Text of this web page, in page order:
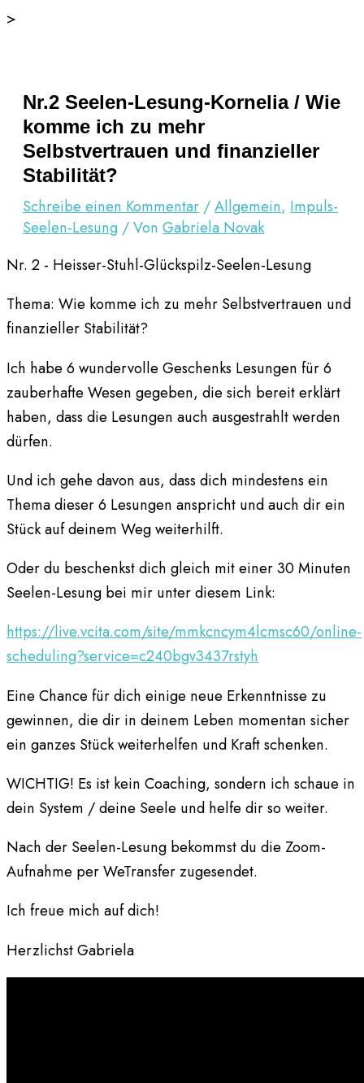
>
Nr.2 Seelen-Lesung-Kornelia / Wie
komme ich zu mehr
Selbstvertrauen und finanzieller
Stabilität?
Schreibe einen Kommentar /Allgemein, Impuls-
Seelen-Lesung / Von Gabriela Novak
Nr. 2 - Heisser-Stuhl-Glückspilz-Seelen-Lesung
Thema: Wie komme ich zu mehr Selbstvertrauen und
finanzieller Stabilität?
Ich habe 6 wundervolle Geschenks Lesungen für 6
zauberhafte Wesen gegeben, die sich bereit erklärt
haben, dass die Lesungen auch ausgestrahlt werden
dürfen.
Und ich gehe davon aus, dass dich mindestens ein
Thema dieser 6 Lesungen anspricht und auch dir ein
Stück auf deinem Weg weiterhilft.
Oder du beschenkst dich gleich mit einer 30 Minuten
Seelen-Lesung bei mir unter diesem Link:
https://live.vcita.com/site/mmkcncym4lcmsc60/online-
scheduling?service=c240bgv3437rstyh
Eine Chance für dich einige neue Erkenntnisse zu
gewinnen, die dir in deinem Leben momentan sicher
ein ganzes Stück weiterhelfen und Kraft schenken.
WICHTIG! Es ist kein Coaching, sondern ich schaue in
dein System / deine Seele und helfe dir so weiter.
Nach der Seelen-Lesung bekommst du die Zoom-
Aufnahme per WeTransfer zugesendet.
Ich freue mich auf dich!
Herzlichst Gabriela